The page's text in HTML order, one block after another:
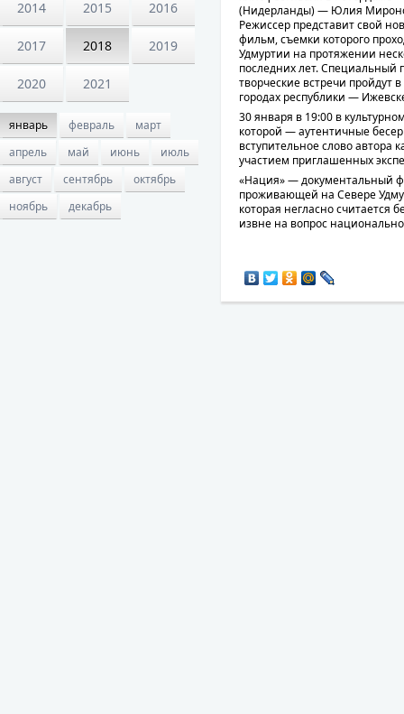
2014 2015 2016
2017 2018 2019
2020 2021
январь февраль
март
апрель
май июнь
июль
август
сентябрь
октябрь
ноябрь
декабрь
(Нидерланды) — Юлия
Режиссер представит свой
фильм, съемки которого
Удмуртии на протяжении
последних лет. Специальный
творческие встречи пройдут в
городах республики —
30 января в 19:00 в
которой — аутентичные
вступительное слово автора
участием приглашенных
«Нация» — документальный
проживающей на Севере
которая негласно считается
извне на вопрос